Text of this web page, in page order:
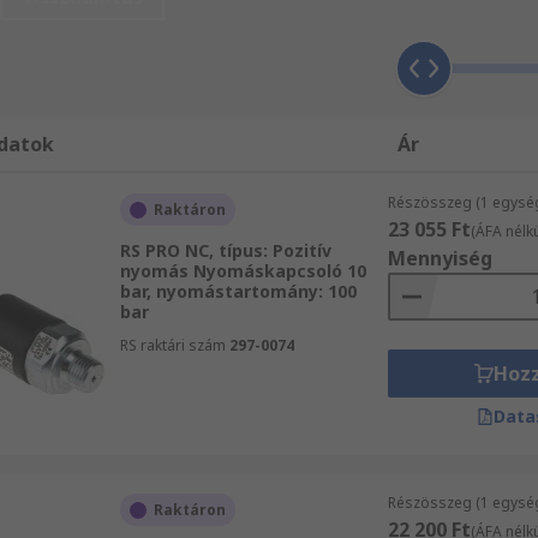
hogy a nyomás a megadott határokon belül
hogy ott legyen jelen, ahol szükséges.
nyomás alatt működnek, mint például a negatív
meg, és ez természetesen hatással lesz arra,
nyomásbeállítással és változó
Ár
Raktáron
RS PRO NC, típus: Pozitív
nyomás Nyomáskapcsoló 10
bar, nyomástartomány: 100
bar
RS raktári szám 297-0074
Részösszeg (1
23 055 Ft(ÁFA
Mennyiség
Raktáron Részösszeg (1
22 200 Ft(ÁFA